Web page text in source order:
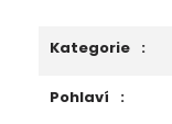
Kategorie :
Pohlaví :